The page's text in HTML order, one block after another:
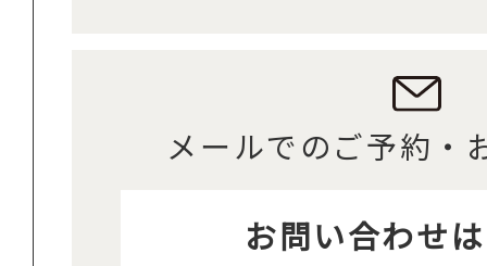
メールでのご予約・
お問い合わせ